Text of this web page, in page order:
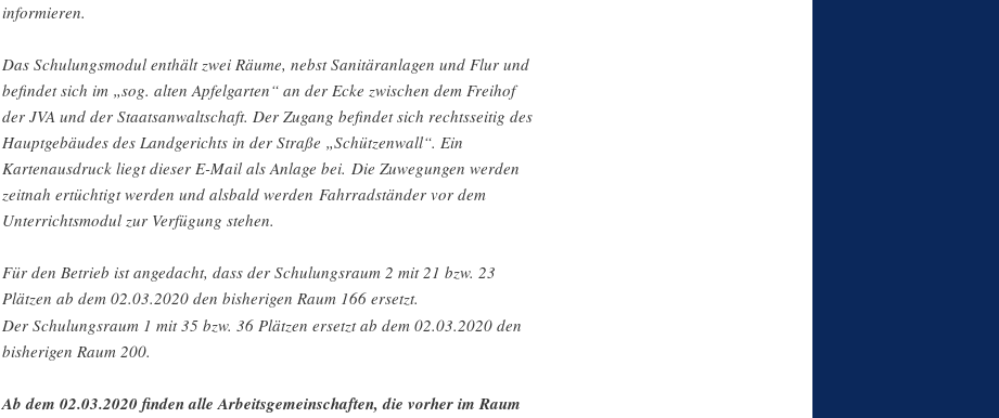
informieren.
Das Schulungsmodul enthält zwei Räume, nebst Sanitäranlagen und Flur und
befindet sich im „sog. alten Apfelgarten“ an der Ecke zwischen dem Freihof
der JVA und der Staatsanwaltschaft. Der Zugang befindet sich rechtsseitig des
Hauptgebäudes des Landgerichts in der Straße „Schützenwall“. Ein
Kartenausdruck liegt dieser E-Mail als Anlage bei. Die Zuwegungen werden
zeitnah ertüchtigt werden und alsbald werden Fahrradständer vor dem
Unterrichtsmodul zur Verfügung stehen.
Für den Betrieb ist angedacht, dass der Schulungsraum 2 mit 21 bzw. 23
Plätzen ab dem 02.03.2020 den bisherigen Raum 166 ersetzt.
Der Schulungsraum 1 mit 35 bzw. 36 Plätzen ersetzt ab dem 02.03.2020 den
bisherigen Raum 200.
Ab dem 02.03.2020 finden alle Arbeitsgemeinschaften, die vorher im Raum